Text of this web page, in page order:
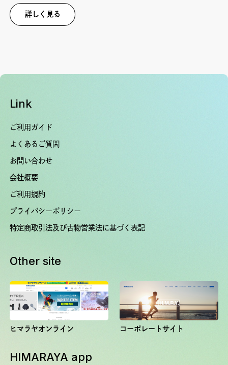
詳しく見る
Link
ご利用ガイド
よくあるご質問
お問い合わせ
会社概要
ご利用規約
プライバシーポリシー
特定商取引法及び古物営業法に基づく表記
Other site
ヒマラヤオンライン コーポレートサイト
HIMARAYA app